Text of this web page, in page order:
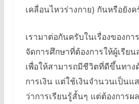
เคลื่อนไหวร่างกาย) กันหรือยังค
เรามาต่อกันครับในเรื่องของก
จัดการศึกษาที่ต้องการให้ผู้เรีย
เพื่อให้สามารถมีชีวิตที่ดีขึ้นทาง
การเงิน แต่ใช้เงินจำนวนเป็น
ว่าการเรียนรู้สั้นๆ แต่ต้องการ